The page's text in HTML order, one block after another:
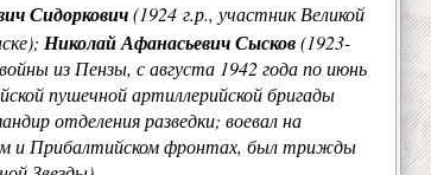
Сидоркович(1924 г.р., участник Великой
Николай Афанасьевич Сысков(1923-
из Пензы, с августа 1942 года по июнь
пушечной артиллерийской бригады
отделения разведки; воевал на
и Прибалтийском фронтах, был трижды